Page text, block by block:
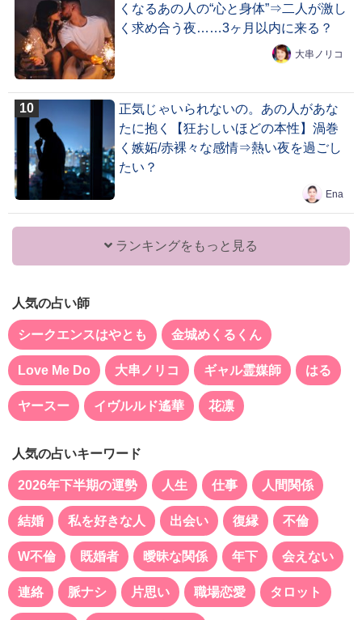
くなるあの人の“心と身体”⇒二人が激し
く求め合う夜……3ヶ月以内に来る？
大串ノリコ
正気じゃいられないの。あの人があな
たに抱く【狂おしいほどの本性】渦巻
く嫉妬/赤裸々な感情⇒熱い夜を過ごし
たい？
Ena
ランキングをもっと見る
人気の占い師
シークエンスはやとも 金城めくるくん
Love Me Do 大串ノリコ ギャル霊媒師 はる
ヤースー イヴルルド遙華 花凛
人気の占いキーワード
2026年下半期の運勢 人生 仕事 人間関係
結婚 私を好きな人 出会い 復縁 不倫
W不倫 既婚者 曖昧な関係 年下 会えない
連絡 脈ナシ 片思い 職場恋愛 タロット